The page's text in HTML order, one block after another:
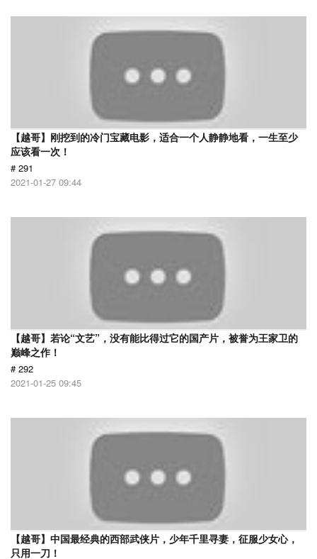
【越哥】刚挖到的冷门宝藏电影，适合一个人静静地看，一生至少
应该看一次！
# 291
2021-01-27 09:44
【越哥】若论“文艺”，没有能比得过它的国产片，被誉为王家卫的
巅峰之作！
# 292
2021-01-25 09:45
【越哥】中国最经典的西部武侠片，少年千里寻妻，征服少女心，
只用一刀！